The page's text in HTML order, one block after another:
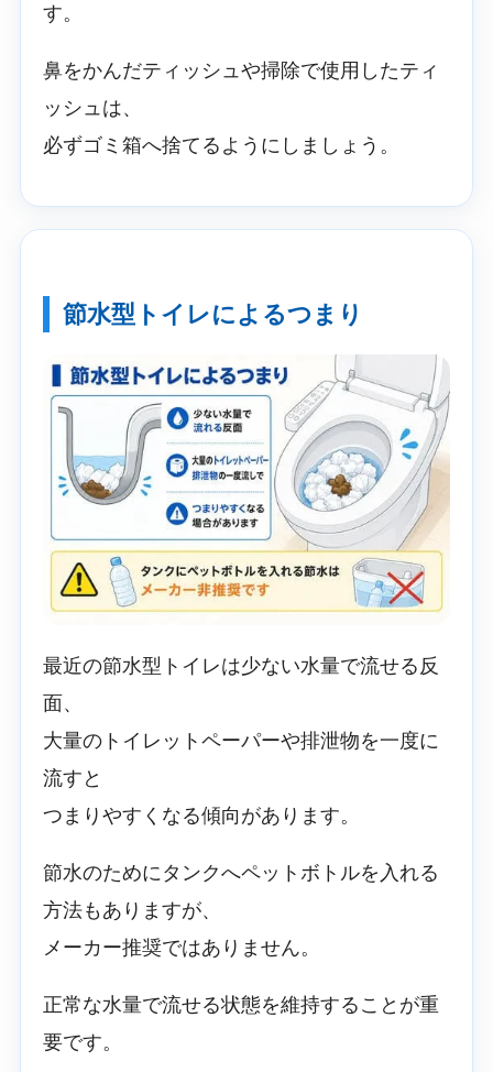
す。
鼻をかんだティッシュや掃除で使用したティ
ッシュは、
必ずゴミ箱へ捨てるようにしましょう。
節水型トイレによるつまり
最近の節水型トイレは少ない水量で流せる反
面、
大量のトイレットペーパーや排泄物を一度に
流すと
つまりやすくなる傾向があります。
節水のためにタンクへペットボトルを入れる
方法もありますが、
メーカー推奨ではありません。
正常な水量で流せる状態を維持することが重
要です。